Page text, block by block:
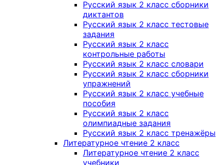
Русский язык 2 класс сборники
диктантов
Русский язык 2 класс тестовые
задания
Русский язык 2 класс
контрольные работы
Русский язык 2 класс словари
Русский язык 2 класс сборники
упражнений
Русский язык 2 класс учебные
пособия
Русский язык 2 класс
олимпиадные задания
Русский язык 2 класс тренажёры
Литературное чтение 2 класс
Литературное чтение 2 класс
учебники